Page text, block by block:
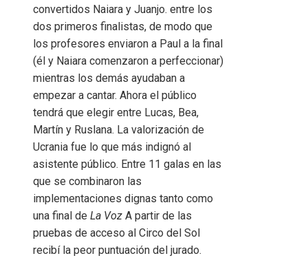
convertidos Naiara y Juanjo. entre los
dos primeros finalistas, de modo que
los profesores enviaron a Paul a la final
(él y Naiara comenzaron a perfeccionar)
mientras los demás ayudaban a
empezar a cantar. Ahora el público
tendrá que elegir entre Lucas, Bea,
Martín y Ruslana. La valorización de
Ucrania fue lo que más indignó al
asistente público. Entre 11 galas en las
que se combinaron las
implementaciones dignas tanto como
una final de La Voz A partir de las
pruebas de acceso al Circo del Sol
recibí la peor puntuación del jurado.